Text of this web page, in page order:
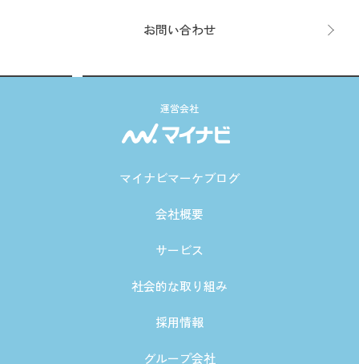
お問い合わせ
運営会社
マイナビマーケブログ
会社概要
サービス
社会的な取り組み
採用情報
グループ会社